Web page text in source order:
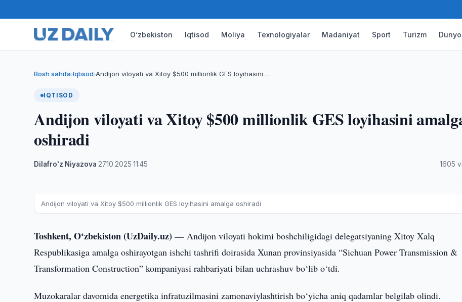
O‘zbekiston Iqtisod Moliya Texnologiyalar Madaniyat Sport Turizm Dunyo
Bosh sahifa›Iqtisod›Andijon viloyati va Xitoy $500 millionlik GES loyihasini …
IQTISOD
Andijon viloyati va Xitoy $500 millionlik GES loyihasini
oshiradi
Dilafro'z Niyazova 27.10.2025 ·11:45 1605
Andijon viloyati va Xitoy $500 millionlik GES loyihasini amalga oshiradi
Toshkent, O‘zbekiston (UzDaily.uz) —Andijon viloyati hokimi boshchiligidagi delegatsiyaning Xitoy Xalq
Respublikasiga amalga oshirayotgan ishchi tashrifi doirasida Xunan provinsiyasida “Sichuan Power Transmission &
Transformation Construction” kompaniyasi rahbariyati bilan uchrashuv bo‘lib o‘tdi.
Muzokaralar davomida energetika infratuzilmasini zamonaviylashtirish bo‘yicha aniq qadamlar belgilab olindi.